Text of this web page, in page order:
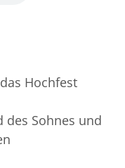
Hochfest
des Sohnes und